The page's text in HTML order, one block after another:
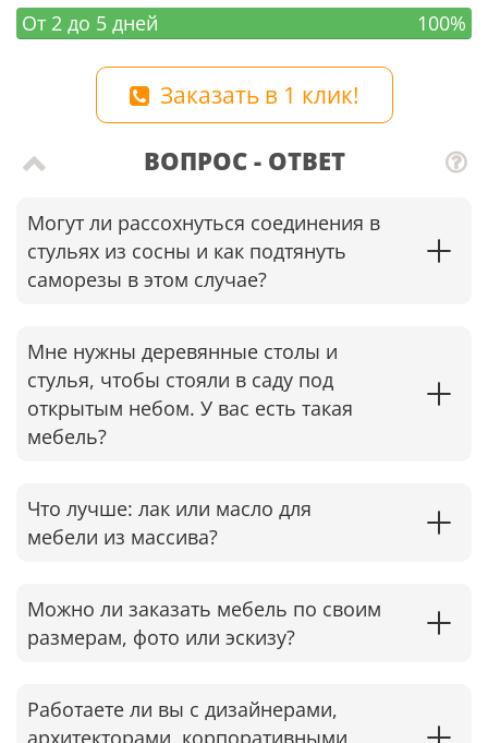
От 2 до 5 дней 100%
Заказать в 1 клик!
ВОПРОС - ОТВЕТ
Могут ли рассохнуться соединения в
стульях из сосны и как подтянуть
саморезы в этом случае?​
Мне нужны деревянные столы и
стулья, чтобы стояли в саду под
открытым небом. У вас есть такая
мебель?
Что лучше: лак или масло для
мебели из массива?
Можно ли заказать мебель по своим
размерам, фото или эскизу?
Работаете ли вы с дизайнерами,
архитекторами, корпоративными